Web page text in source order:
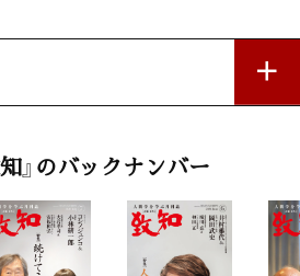
）
』のバックナンバー